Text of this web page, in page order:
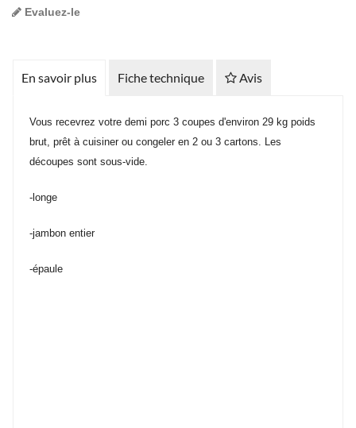
Evaluez-le
En savoir plus Fiche technique Avis
Vous recevrez votre demi porc 3 coupes d'environ 29 kg poids
brut, prêt à cuisiner ou congeler en 2 ou 3 cartons. Les
découpes sont sous-vide.
-longe
-jambon entier
-épaule